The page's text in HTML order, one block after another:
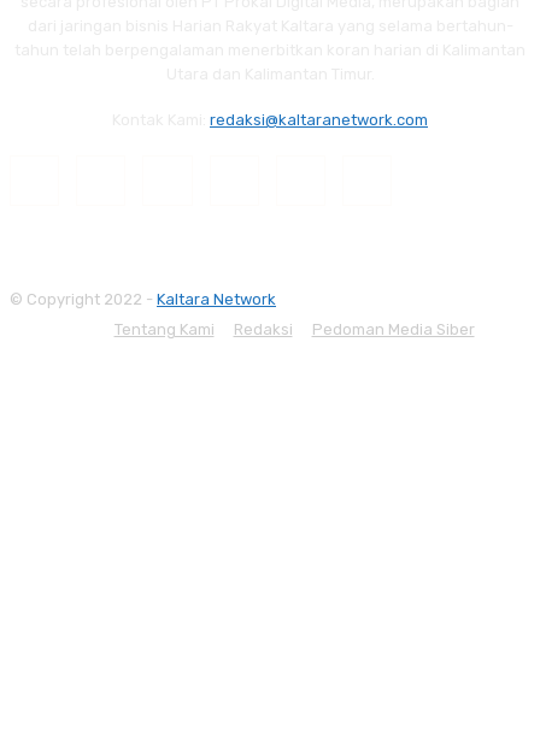
redaksi@kaltaranetwork.com
© Copyright 2022 - Kaltara Network
Tentang Kami
Redaksi Pedoman Media Siber